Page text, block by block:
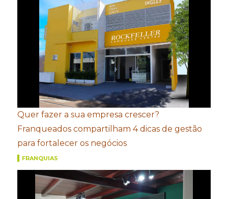
Quer fazer a sua empresa crescer?
Franqueados compartilham 4 dicas de gestão
para fortalecer os negócios
FRANQUIAS